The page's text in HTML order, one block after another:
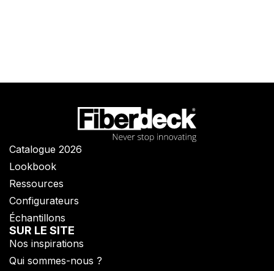
Catalogue 2026
Lookbook
Ressources
Configurateurs
Échantillons
SUR LE SITE
Nos inspirations
Qui sommes-nous ?​